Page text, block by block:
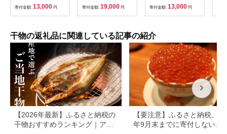
め合わせ 静岡県伊東
市【1404234】
寄付金額: 13,000 円 寄付金額: 19,000 円 寄付金額: 13,000 円
干物の返礼品に関連している記事の紹介
【2026年最新】ふるさと納税の
干物おすすめランキング｜ア
【要注意】ふるさと納税、
年9月末までに寄付しないと